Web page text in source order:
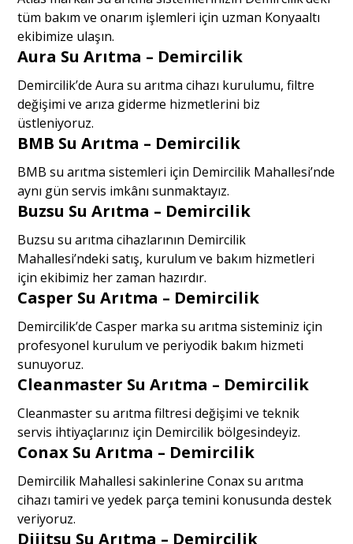
tüm bakım ve onarım işlemleri için uzman Konyaaltı
ekibimize ulaşın.
Aura Su Arıtma – Demircilik
Demircilik’de Aura su arıtma cihazı kurulumu, filtre
değişimi ve arıza giderme hizmetlerini biz
üstleniyoruz.
BMB Su Arıtma – Demircilik
BMB su arıtma sistemleri için Demircilik Mahallesi’nde
aynı gün servis imkânı sunmaktayız.
Buzsu Su Arıtma – Demircilik
Buzsu su arıtma cihazlarının Demircilik
Mahallesi’ndeki satış, kurulum ve bakım hizmetleri
için ekibimiz her zaman hazırdır.
Casper Su Arıtma – Demircilik
Demircilik’de Casper marka su arıtma sisteminiz için
profesyonel kurulum ve periyodik bakım hizmeti
sunuyoruz.
Cleanmaster Su Arıtma – Demircilik
Cleanmaster su arıtma filtresi değişimi ve teknik
servis ihtiyaçlarınız için Demircilik bölgesindeyiz.
Conax Su Arıtma – Demircilik
Demircilik Mahallesi sakinlerine Conax su arıtma
cihazı tamiri ve yedek parça temini konusunda destek
veriyoruz.
Dijitsu Su Arıtma – Demircilik